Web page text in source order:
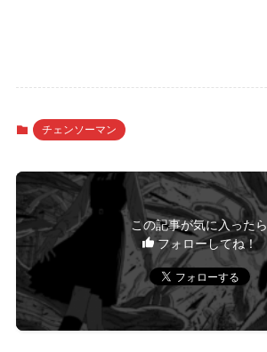
チェンソーマン
この記事が気に入ったら
フォローしてね！